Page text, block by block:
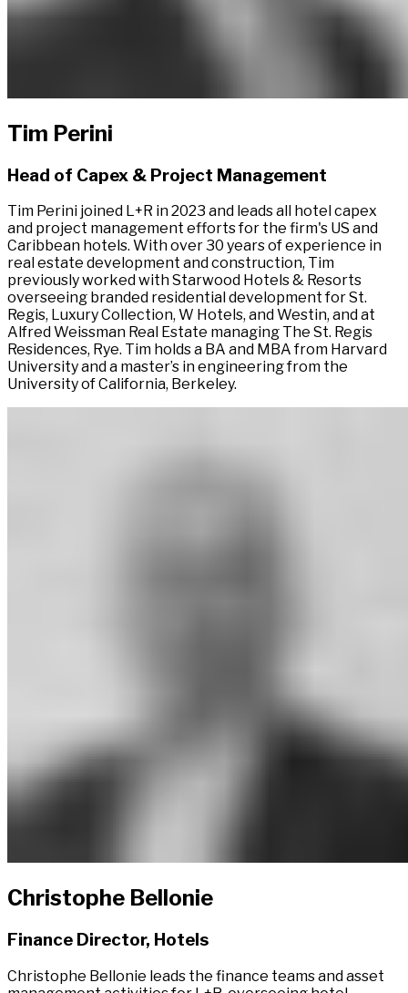
Tim Perini​​​​‌ ‍ ​‍​‍‌‍ ‌ ​‍‌‍‍‌‌‍‌ ‌‍‍‌‌‍ ‍​‍​‍​ ‍‍​‍​‍‌ ​ ‌‍​‌‌‍ ‍‌‍‍‌‌ ‌​‌ ‍‌​‍ ‍‌‍‍‌‌‍ ​‍​‍​‍ ​​‍​‍‌‍‍​‌ ​‍‌‍‌‌‌‍‌‍​‍​‍​ ‍‍​‍​‍‌‍‍​‌ ‌​‌ ‌​‌ ​​‌ ​ ​ ‍‍​‍ ​‍ ‌‍ ​​‍ ‌‌‍​‌‌‍ ‍‌‍‌​​‍ ‌‌ ​‍​‍ ‌‌‍‍​‌‍ ‌ ‌​‌‍‌‌‌‍ ​‌ ​ ​‍ ‌‌ ​ ‌ ‌​‌ ‌‌‌‍‌​‌‍‍‌‌‍ ​‍ ‍‌ ‌‍‌‍‌‌‌ ​‍‌‍​ ‌‍‌‌‌‍ ​​‍ ‍‌‍​‌‌ ​​‌ ​​​‍ ‌‍‍‌‌‍ ‍‌ ‌​‌‍‌‌‌‍ ‍‌ ‌​​‍ ‌‍‌‌‌‍‌​‌‍‍‌‌ ‌​​‍ ‌‍ ‌‌‍ ‌‍‌​‌‍‌‌​ ‌‌ ​​‌ ​‍‌‍‌‌‌ ​ ‌‍‌‌‌‍ ‍‌ ‌​‌‍​‌‌ ‌​‌‍‍‌‌‍ ‌‍ ‍​ ‍ ‌‍‍‌‌‍‌​​ ‌​ ‌‍‌‍‌​​ ‌​‌‍​ ​ ‌‌​ ​​​ ‌‌‌‍‌​​‍ ‌​ ​ ‌‍‌‌​ ​ ​ ‌​​‍ ‌​ ‌​‌‍‌‌​ ‌ ​ ​ ​‍ ‌​ ‍‌‌‍‌‍‌‍‌‍​ ​‌​‍ ‌‌‍‌​‌‍​‍​ ​​‌‍‌‍‌‍​‍‌‍‌​​ ‌​​ ‍​‌‍​ ​ ​‌​ ​​‌‍‌​​ ‍ ‌ ‌​‌ ‍‌‌ ​​‌‍‌‌​ ‌‌‍​ ‌‍ ‌ ​‍‌ ​​‌‍ ‌ ​‍‌‍​‌‌ ‌​‌‍‌‌‌‌‌​‌‍‌‌‌‍​‌‌‍ ‌‌​ ‌‌‍‌‌‌‍ ‌‌‍​‍‌‍‌‌‌ ​‍​ ‍ ‌ ​​‌‍​‌‌ ‌​‌‍‍​​ ‌‌‍ ‍‌‍​‌‌‍ ‌‌‍‌‌​ ‌‍​‍‌‍​‌‌ ​ ‌‍‌‌‌‌‌‌‌ ​‍‌‍ ​​ ‌‌‍‍​‌ ‌​‌ ‌​‌ ​​‌ ​ ​‍‌‌​ ​ ‌​​‌​‍‌‌​ ​‍‌​‌‍​‍‌‌​ ​‍‌​‌‍‌‍ ​​‍ ‌‌‍​‌‌‍ ‍‌‍‌​​‍ ‌‌ ​‍​‍ ‌‌‍‍​‌‍ ‌ ‌​‌‍‌‌‌‍ ​‌ ​ ​‍ ‌‌ ​ ‌ ‌​‌ ‌‌‌‍‌​‌‍‍‌‌‍ ​‍ ‍‌ ‌‍‌‍‌‌‌ ​‍‌‍​ ‌‍‌‌‌‍ ​​‍ ‍‌‍​‌‌ ​​‌ ​​​‍‌‍‌‍‍‌‌‍‌​​ ‌​ ‌‍‌‍‌​​ ‌​‌‍​ ​ ‌‌​ ​​​ ‌‌‌‍‌​​‍ ‌​ ​ ‌‍‌‌​ ​ ​ ‌​​‍ ‌​ ‌​‌‍‌‌​ ‌ ​ ​ ​‍ ‌​ ‍‌‌‍‌‍‌‍‌‍​ ​‌​‍ ‌‌‍‌​‌‍​‍​ ​​‌‍‌‍‌‍​‍‌‍‌​​ ‌​​ ‍​‌‍​ ​ ​‌​ ​​‌‍‌​​‍‌‍‌ ‌​‌ ‍‌‌ ​​‌‍‌‌​ ‌‌‍​ ‌‍ ‌ ​‍‌ ​​‌‍ ‌ ​‍‌‍​‌‌ ‌​‌‍‌‌‌‌‌​‌‍‌‌‌‍​‌‌‍ ‌‌​ ‌‌‍‌‌‌‍ ‌‌‍​‍‌‍‌‌‌ ​‍​‍‌‍‌ ​​‌‍​‌‌ ‌​‌‍‍​​ ‌‌‍ ‍‌‍​‌‌‍ ‌‌‍‌‌​‍‌‍‌ ​​‌‍‌‌‌ ​‍‌ ​ ‌ ​​‌‍‌‌‌‍​ ‌ ‌​‌‍‍‌‌ ‌‍‌‍‌‌​ ‌‌ ​​‌ ‌‌‌‍​‍‌‍ ​‌‍‍‌‌ ​ ‌‍‍​‌‍‌‌‌‍‌​​‍​‍‌ ‌
Head of Capex & Project Management​​​​‌ ‍ ​‍​‍‌‍ ‌ ​‍‌‍‍‌‌‍‌ ‌‍‍‌‌‍ ‍​‍​‍​ ‍‍​‍​‍‌ ​ ‌‍​‌‌‍ ‍‌‍‍‌‌ ‌​‌ ‍‌​‍ ‍‌‍‍‌‌‍ ​‍​‍​‍ ​​‍​‍‌‍‍​‌ ​‍‌‍‌‌‌‍‌‍​‍​‍​ ‍‍​‍​‍‌‍‍​‌ ‌​‌ ‌​‌ ​​‌ ​ ​ ‍‍​‍ ​‍ ‌‍ ​​‍ ‌‌‍​‌‌‍ ‍‌‍‌​​‍ ‌‌ ​‍​‍ ‌‌‍‍​‌‍ ‌ ‌​‌‍‌‌‌‍ ​‌ ​ ​‍ ‌‌ ​ ‌ ‌​‌ ‌‌‌‍‌​‌‍‍‌‌‍ ​‍ ‍‌ ‌‍‌‍‌‌‌ ​‍‌‍​ ‌‍‌‌‌‍ ​​‍ ‍‌‍​‌‌ ​​‌ ​​​‍ ‌‍‍‌‌‍ ‍‌ ‌​‌‍‌‌‌‍ ‍‌ ‌​​‍ ‌‍‌‌‌‍‌​‌‍‍‌‌ ‌​​‍ ‌‍ ‌‌‍ ‌‍‌​‌‍‌‌​ ‌‌ ​​‌ ​‍‌‍‌‌‌ ​ ‌‍‌‌‌‍ ‍‌ ‌​‌‍​‌‌ ‌​‌‍‍‌‌‍ ‌‍ ‍​ ‍ ‌‍‍‌‌‍‌​​ ‌​ ‌‍‌‍‌​​ ‌​‌‍​ ​ ‌‌​ ​​​ ‌‌‌‍‌​​‍ ‌​ ​ ‌‍‌‌​ ​ ​ ‌​​‍ ‌​ ‌​‌‍‌‌​ ‌ ​ ​ ​‍ ‌​ ‍‌‌‍‌‍‌‍‌‍​ ​‌​‍ ‌‌‍‌​‌‍​‍​ ​​‌‍‌‍‌‍​‍‌‍‌​​ ‌​​ ‍​‌‍​ ​ ​‌​ ​​‌‍‌​​ ‍ ‌ ‌​‌ ‍‌‌ ​​‌‍‌‌​ ‌‌‍​ ‌‍ ‌ ​‍‌ ​​‌‍ ‌ ​‍‌‍​‌‌ ‌​‌‍‌‌‌‌‌​‌‍‌‌‌‍​‌‌‍ ‌‌​ ‌‌‍‌‌‌‍ ‌‌‍​‍‌‍‌‌‌ ​‍​ ‍ ‌ ​​‌‍​‌‌ ‌​‌‍‍​​ ‌‌ ​‍‌‍ ‌‍ ​‌‍‌‌​ ‌‍​‍‌‍​‌‌ ​ ‌‍‌‌‌‌‌‌‌ ​‍‌‍ ​​ ‌‌‍‍​‌ ‌​‌ ‌​‌ ​​‌ ​ ​‍‌‌​ ​ ‌​​‌​‍‌‌​ ​‍‌​‌‍​‍‌‌​ ​‍‌​‌‍‌‍ ​​‍ ‌‌‍​‌‌‍ ‍‌‍‌​​‍ ‌‌ ​‍​‍ ‌‌‍‍​‌‍ ‌ ‌​‌‍‌‌‌‍ ​‌ ​ ​‍ ‌‌ ​ ‌ ‌​‌ ‌‌‌‍‌​‌‍‍‌‌‍ ​‍ ‍‌ ‌‍‌‍‌‌‌ ​‍‌‍​ ‌‍‌‌‌‍ ​​‍ ‍‌‍​‌‌ ​​‌ ​​​‍‌‍‌‍‍‌‌‍‌​​ ‌​ ‌‍‌‍‌​​ ‌​‌‍​ ​ ‌‌​ ​​​ ‌‌‌‍‌​​‍ ‌​ ​ ‌‍‌‌​ ​ ​ ‌​​‍ ‌​ ‌​‌‍‌‌​ ‌ ​ ​ ​‍ ‌​ ‍‌‌‍‌‍‌‍‌‍​ ​‌​‍ ‌‌‍‌​‌‍​‍​ ​​‌‍‌‍‌‍​‍‌‍‌​​ ‌​​ ‍​‌‍​ ​ ​‌​ ​​‌‍‌​​‍‌‍‌ ‌​‌ ‍‌‌ ​​‌‍‌‌​ ‌‌‍​ ‌‍ ‌ ​‍‌ ​​‌‍ ‌ ​‍‌‍​‌‌ ‌​‌‍‌‌‌‌‌​‌‍‌‌‌‍​‌‌‍ ‌‌​ ‌‌‍‌‌‌‍ ‌‌‍​‍‌‍‌‌‌ ​‍​‍‌‍‌ ​​‌‍​‌‌ ‌​‌‍‍​​ ‌‌ ​‍‌‍ ‌‍ ​‌‍‌‌​‍‌‍‌ ​​‌‍‌‌‌ ​‍‌ ​ ‌ ​​‌‍‌‌‌‍​ ‌ ‌​‌‍‍‌‌ ‌‍‌‍‌‌​ ‌‌ ​​‌ ‌‌‌‍​‍‌‍ ​‌‍‍‌‌ ​ ‌‍‍​‌‍‌‌‌‍‌​​‍​‍‌ ‌
Tim Perini joined L+R in 2023 and leads all hotel capex
and project management efforts for the firm's US and
Caribbean hotels. With over 30 years of experience in
real estate development and construction, Tim
previously worked with Starwood Hotels & Resorts
overseeing branded residential development for St.
Regis, Luxury Collection, W Hotels, and Westin, and at
Alfred Weissman Real Estate managing The St. Regis
Residences, Rye. Tim holds a BA and MBA from Harvard
University and a master’s in engineering from the
University of California, Berkeley.​​​​‌ ‍ ​‍​‍‌‍ ‌ ​‍‌‍‍‌‌‍‌ ‌‍‍‌‌‍ ‍​‍​‍​ ‍‍​‍​‍‌ ​ ‌‍​‌‌‍ ‍‌‍‍‌‌ ‌​‌ ‍‌​‍ ‍‌‍‍‌‌‍ ​‍​‍​‍ ​​‍​‍‌‍‍​‌ ​‍‌‍‌‌‌‍‌‍​‍​‍​ ‍‍​‍​‍‌‍‍​‌ ‌​‌ ‌​‌ ​​‌ ​ ​ ‍‍​‍ ​‍ ‌‍ ​​‍ ‌‌‍​‌‌‍ ‍‌‍‌​​‍ ‌‌ ​‍​‍ ‌‌‍‍​‌‍ ‌ ‌​‌‍‌‌‌‍ ​‌ ​ ​‍ ‌‌ ​ ‌ ‌​‌ ‌‌‌‍‌​‌‍‍‌‌‍ ​‍ ‍‌ ‌‍‌‍‌‌‌ ​‍‌‍​ ‌‍‌‌‌‍ ​​‍ ‍‌‍​‌‌ ​​‌ ​​​‍ ‌‍‍‌‌‍ ‍‌ ‌​‌‍‌‌‌‍ ‍‌ ‌​​‍ ‌‍‌‌‌‍‌​‌‍‍‌‌ ‌​​‍ ‌‍ ‌‌‍ ‌‍‌​‌‍‌‌​ ‌‌ ​​‌ ​‍‌‍‌‌‌ ​ ‌‍‌‌‌‍ ‍‌ ‌​‌‍​‌‌ ‌​‌‍‍‌‌‍ ‌‍ ‍​ ‍ ‌‍‍‌‌‍‌​​ ‌​ ‌‍‌‍‌​​ ‌​‌‍​ ​ ‌‌​ ​​​ ‌‌‌‍‌​​‍ ‌​ ​ ‌‍‌‌​ ​ ​ ‌​​‍ ‌​ ‌​‌‍‌‌​ ‌ ​ ​ ​‍ ‌​ ‍‌‌‍‌‍‌‍‌‍​ ​‌​‍ ‌‌‍‌​‌‍​‍​ ​​‌‍‌‍‌‍​‍‌‍‌​​ ‌​​ ‍​‌‍​ ​ ​‌​ ​​‌‍‌​​ ‍ ‌ ‌​‌ ‍‌‌ ​​‌‍‌‌​ ‌‌‍​ ‌‍ ‌ ​‍‌ ​​‌‍ ‌ ​‍‌‍​‌‌ ‌​‌‍‌‌‌‌‌​‌‍‌‌‌‍​‌‌‍ ‌‌​ ‌‌‍‌‌‌‍ ‌‌‍​‍‌‍‌‌‌ ​‍​ ‍ ‌ ​​‌‍​‌‌ ‌​‌‍‍​​ ‌‌‍​‍‌‍‍‌‌‍ ​ ‌‍​‍‌‍​‌‌ ​ ‌‍‌‌‌‌‌‌‌ ​‍‌‍ ​​ ‌‌‍‍​‌ ‌​‌ ‌​‌ ​​‌ ​ ​‍‌‌​ ​ ‌​​‌​‍‌‌​ ​‍‌​‌‍​‍‌‌​ ​‍‌​‌‍‌‍ ​​‍ ‌‌‍​‌‌‍ ‍‌‍‌​​‍ ‌‌ ​‍​‍ ‌‌‍‍​‌‍ ‌ ‌​‌‍‌‌‌‍ ​‌ ​ ​‍ ‌‌ ​ ‌ ‌​‌ ‌‌‌‍‌​‌‍‍‌‌‍ ​‍ ‍‌ ‌‍‌‍‌‌‌ ​‍‌‍​ ‌‍‌‌‌‍ ​​‍ ‍‌‍​‌‌ ​​‌ ​​​‍‌‍‌‍‍‌‌‍‌​​ ‌​ ‌‍‌‍‌​​ ‌​‌‍​ ​ ‌‌​ ​​​ ‌‌‌‍‌​​‍ ‌​ ​ ‌‍‌‌​ ​ ​ ‌​​‍ ‌​ ‌​‌‍‌‌​ ‌ ​ ​ ​‍ ‌​ ‍‌‌‍‌‍‌‍‌‍​ ​‌​‍ ‌‌‍‌​‌‍​‍​ ​​‌‍‌‍‌‍​‍‌‍‌​​ ‌​​ ‍​‌‍​ ​ ​‌​ ​​‌‍‌​​‍‌‍‌ ‌​‌ ‍‌‌ ​​‌‍‌‌​ ‌‌‍​ ‌‍ ‌ ​‍‌ ​​‌‍ ‌ ​‍‌‍​‌‌ ‌​‌‍‌‌‌‌‌​‌‍‌‌‌‍​‌‌‍ ‌‌​ ‌‌‍‌‌‌‍ ‌‌‍​‍‌‍‌‌‌ ​‍​‍‌‍‌ ​​‌‍​‌‌ ‌​‌‍‍​​ ‌‌‍​‍‌‍‍‌‌‍ ​‍‌‍‌ ​​‌‍‌‌‌ ​‍‌ ​ ‌ ​​‌‍‌‌‌‍​ ‌ ‌​‌‍‍‌‌ ‌‍‌‍‌‌​ ‌‌ ​​‌ ‌‌‌‍​‍‌‍ ​‌‍‍‌‌ ​ ‌‍‍​‌‍‌‌‌‍‌​​‍​‍‌ ‌
Christophe Bellonie​​​​‌ ‍ ​‍​‍‌‍ ‌ ​‍‌‍‍‌‌‍‌ ‌‍‍‌‌‍ ‍​‍​‍​ ‍‍​‍​‍‌ ​ ‌‍​‌‌‍ ‍‌‍‍‌‌ ‌​‌ ‍‌​‍ ‍‌‍‍‌‌‍ ​‍​‍​‍ ​​‍​‍‌‍‍​‌ ​‍‌‍‌‌‌‍‌‍​‍​‍​ ‍‍​‍​‍‌‍‍​‌ ‌​‌ ‌​‌ ​​‌ ​ ​ ‍‍​‍ ​‍ ‌‍ ​​‍ ‌‌‍​‌‌‍ ‍‌‍‌​​‍ ‌‌ ​‍​‍ ‌‌‍‍​‌‍ ‌ ‌​‌‍‌‌‌‍ ​‌ ​ ​‍ ‌‌ ​ ‌ ‌​‌ ‌‌‌‍‌​‌‍‍‌‌‍ ​‍ ‍‌ ‌‍‌‍‌‌‌ ​‍‌‍​ ‌‍‌‌‌‍ ​​‍ ‍‌‍​‌‌ ​​‌ ​​​‍ ‌‍‍‌‌‍ ‍‌ ‌​‌‍‌‌‌‍ ‍‌ ‌​​‍ ‌‍‌‌‌‍‌​‌‍‍‌‌ ‌​​‍ ‌‍ ‌‌‍ ‌‍‌​‌‍‌‌​ ‌‌ ​​‌ ​‍‌‍‌‌‌ ​ ‌‍‌‌‌‍ ‍‌ ‌​‌‍​‌‌ ‌​‌‍‍‌‌‍ ‌‍ ‍​ ‍ ‌‍‍‌‌‍‌​​ ‌​ ​​​ ‌ ‌‍​‌‌‍‌‌​ ‌ ​ ‍​‌‍‌‌​ ​‌​‍ ‌‌‍‌‍‌‍​‍‌‍​ ​ ‍‌​‍ ‌​ ‌​​ ‌​​ ‌ ‌‍​‍​‍ ‌​ ‍​​ ‌‍‌‍​ ​ ​‌​‍ ‌​ ‍‌​ ​‍‌‍‌‌​ ‌‌​ ​‌‌‍‌‍‌‍‌‍​ ‌‌​ ‍‌​ ‌ ‌‍‌​‌‍‌‌​ ‍ ‌ ‌​‌ ‍‌‌ ​​‌‍‌‌​ ‌‌‍​ ‌‍ ‌ ​‍‌ ​​‌‍ ‌ ​‍‌‍​‌‌ ‌​‌‍‌‌‌‌‌​‌‍‌‌‌‍​‌‌‍ ‌‌​ ‌‌‍‌‌‌‍ ‌‌‍​‍‌‍‌‌‌ ​‍​ ‍ ‌ ​​‌‍​‌‌ ‌​‌‍‍​​ ‌‌‍ ‍‌‍​‌‌‍ ‌‌‍‌‌​ ‌‍​‍‌‍​‌‌ ​ ‌‍‌‌‌‌‌‌‌ ​‍‌‍ ​​ ‌‌‍‍​‌ ‌​‌ ‌​‌ ​​‌ ​ ​‍‌‌​ ​ ‌​​‌​‍‌‌​ ​‍‌​‌‍​‍‌‌​ ​‍‌​‌‍‌‍ ​​‍ ‌‌‍​‌‌‍ ‍‌‍‌​​‍ ‌‌ ​‍​‍ ‌‌‍‍​‌‍ ‌ ‌​‌‍‌‌‌‍ ​‌ ​ ​‍ ‌‌ ​ ‌ ‌​‌ ‌‌‌‍‌​‌‍‍‌‌‍ ​‍ ‍‌ ‌‍‌‍‌‌‌ ​‍‌‍​ ‌‍‌‌‌‍ ​​‍ ‍‌‍​‌‌ ​​‌ ​​​‍‌‍‌‍‍‌‌‍‌​​ ‌​ ​​​ ‌ ‌‍​‌‌‍‌‌​ ‌ ​ ‍​‌‍‌‌​ ​‌​‍ ‌‌‍‌‍‌‍​‍‌‍​ ​ ‍‌​‍ ‌​ ‌​​ ‌​​ ‌ ‌‍​‍​‍ ‌​ ‍​​ ‌‍‌‍​ ​ ​‌​‍ ‌​ ‍‌​ ​‍‌‍‌‌​ ‌‌​ ​‌‌‍‌‍‌‍‌‍​ ‌‌​ ‍‌​ ‌ ‌‍‌​‌‍‌‌​‍‌‍‌ ‌​‌ ‍‌‌ ​​‌‍‌‌​ ‌‌‍​ ‌‍ ‌ ​‍‌ ​​‌‍ ‌ ​‍‌‍​‌‌ ‌​‌‍‌‌‌‌‌​‌‍‌‌‌‍​‌‌‍ ‌‌​ ‌‌‍‌‌‌‍ ‌‌‍​‍‌‍‌‌‌ ​‍​‍‌‍‌ ​​‌‍​‌‌ ‌​‌‍‍​​ ‌‌‍ ‍‌‍​‌‌‍ ‌‌‍‌‌​‍‌‍‌ ​​‌‍‌‌‌ ​‍‌ ​ ‌ ​​‌‍‌‌‌‍​ ‌ ‌​‌‍‍‌‌ ‌‍‌‍‌‌​ ‌‌ ​​‌ ‌‌‌‍​‍‌‍ ​‌‍‍‌‌ ​ ‌‍‍​‌‍‌‌‌‍‌​​‍​‍‌ ‌
Finance Director, Hotels​​​​‌ ‍ ​‍​‍‌‍ ‌ ​‍‌‍‍‌‌‍‌ ‌‍‍‌‌‍ ‍​‍​‍​ ‍‍​‍​‍‌ ​ ‌‍​‌‌‍ ‍‌‍‍‌‌ ‌​‌ ‍‌​‍ ‍‌‍‍‌‌‍ ​‍​‍​‍ ​​‍​‍‌‍‍​‌ ​‍‌‍‌‌‌‍‌‍​‍​‍​ ‍‍​‍​‍‌‍‍​‌ ‌​‌ ‌​‌ ​​‌ ​ ​ ‍‍​‍ ​‍ ‌‍ ​​‍ ‌‌‍​‌‌‍ ‍‌‍‌​​‍ ‌‌ ​‍​‍ ‌‌‍‍​‌‍ ‌ ‌​‌‍‌‌‌‍ ​‌ ​ ​‍ ‌‌ ​ ‌ ‌​‌ ‌‌‌‍‌​‌‍‍‌‌‍ ​‍ ‍‌ ‌‍‌‍‌‌‌ ​‍‌‍​ ‌‍‌‌‌‍ ​​‍ ‍‌‍​‌‌ ​​‌ ​​​‍ ‌‍‍‌‌‍ ‍‌ ‌​‌‍‌‌‌‍ ‍‌ ‌​​‍ ‌‍‌‌‌‍‌​‌‍‍‌‌ ‌​​‍ ‌‍ ‌‌‍ ‌‍‌​‌‍‌‌​ ‌‌ ​​‌ ​‍‌‍‌‌‌ ​ ‌‍‌‌‌‍ ‍‌ ‌​‌‍​‌‌ ‌​‌‍‍‌‌‍ ‌‍ ‍​ ‍ ‌‍‍‌‌‍‌​​ ‌​ ​​​ ‌ ‌‍​‌‌‍‌‌​ ‌ ​ ‍​‌‍‌‌​ ​‌​‍ ‌‌‍‌‍‌‍​‍‌‍​ ​ ‍‌​‍ ‌​ ‌​​ ‌​​ ‌ ‌‍​‍​‍ ‌​ ‍​​ ‌‍‌‍​ ​ ​‌​‍ ‌​ ‍‌​ ​‍‌‍‌‌​ ‌‌​ ​‌‌‍‌‍‌‍‌‍​ ‌‌​ ‍‌​ ‌ ‌‍‌​‌‍‌‌​ ‍ ‌ ‌​‌ ‍‌‌ ​​‌‍‌‌​ ‌‌‍​ ‌‍ ‌ ​‍‌ ​​‌‍ ‌ ​‍‌‍​‌‌ ‌​‌‍‌‌‌‌‌​‌‍‌‌‌‍​‌‌‍ ‌‌​ ‌‌‍‌‌‌‍ ‌‌‍​‍‌‍‌‌‌ ​‍​ ‍ ‌ ​​‌‍​‌‌ ‌​‌‍‍​​ ‌‌ ​‍‌‍ ‌‍ ​‌‍‌‌​ ‌‍​‍‌‍​‌‌ ​ ‌‍‌‌‌‌‌‌‌ ​‍‌‍ ​​ ‌‌‍‍​‌ ‌​‌ ‌​‌ ​​‌ ​ ​‍‌‌​ ​ ‌​​‌​‍‌‌​ ​‍‌​‌‍​‍‌‌​ ​‍‌​‌‍‌‍ ​​‍ ‌‌‍​‌‌‍ ‍‌‍‌​​‍ ‌‌ ​‍​‍ ‌‌‍‍​‌‍ ‌ ‌​‌‍‌‌‌‍ ​‌ ​ ​‍ ‌‌ ​ ‌ ‌​‌ ‌‌‌‍‌​‌‍‍‌‌‍ ​‍ ‍‌ ‌‍‌‍‌‌‌ ​‍‌‍​ ‌‍‌‌‌‍ ​​‍ ‍‌‍​‌‌ ​​‌ ​​​‍‌‍‌‍‍‌‌‍‌​​ ‌​ ​​​ ‌ ‌‍​‌‌‍‌‌​ ‌ ​ ‍​‌‍‌‌​ ​‌​‍ ‌‌‍‌‍‌‍​‍‌‍​ ​ ‍‌​‍ ‌​ ‌​​ ‌​​ ‌ ‌‍​‍​‍ ‌​ ‍​​ ‌‍‌‍​ ​ ​‌​‍ ‌​ ‍‌​ ​‍‌‍‌‌​ ‌‌​ ​‌‌‍‌‍‌‍‌‍​ ‌‌​ ‍‌​ ‌ ‌‍‌​‌‍‌‌​‍‌‍‌ ‌​‌ ‍‌‌ ​​‌‍‌‌​ ‌‌‍​ ‌‍ ‌ ​‍‌ ​​‌‍ ‌ ​‍‌‍​‌‌ ‌​‌‍‌‌‌‌‌​‌‍‌‌‌‍​‌‌‍ ‌‌​ ‌‌‍‌‌‌‍ ‌‌‍​‍‌‍‌‌‌ ​‍​‍‌‍‌ ​​‌‍​‌‌ ‌​‌‍‍​​ ‌‌ ​‍‌‍ ‌‍ ​‌‍‌‌​‍‌‍‌ ​​‌‍‌‌‌ ​‍‌ ​ ‌ ​​‌‍‌‌‌‍​ ‌ ‌​‌‍‍‌‌ ‌‍‌‍‌‌​ ‌‌ ​​‌ ‌‌‌‍​‍‌‍ ​‌‍‍‌‌ ​ ‌‍‍​‌‍‌‌‌‍‌​​‍​‍‌ ‌
Christophe Bellonie leads the finance teams and asset